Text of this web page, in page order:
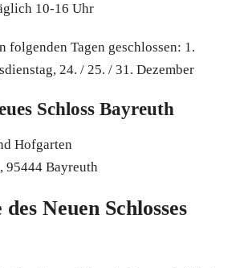
10-16 Uhr
folgenden Tagen geschlossen: 1.
24. / 25. / 31. Dezember
Schloss Bayreuth
Hofgarten
95444 Bayreuth
Neuen Schlosses